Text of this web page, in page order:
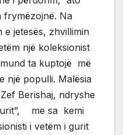
frymëzojnë. Na
jetesës, zhvillimin
një koleksionist
ta kuptojë më
një populli. Malësia
Berishaj, ndryshe
me sa kemi
i vetëm i gurit